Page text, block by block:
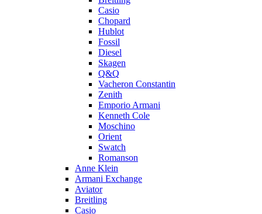
Casio
Chopard
Hublot
Fossil
Diesel
Skagen
Q&Q
Vacheron Constantin
Zenith
Emporio Armani
Kenneth Cole
Moschino
Orient
Swatch
Romanson
Anne Klein
Armani Exchange
Aviator
Breitling
Casio